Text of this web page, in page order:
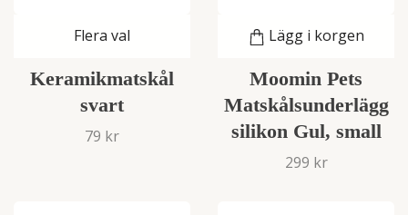
Flera val
Keramikmatskål
svart
79 kr
Lägg i korgen
Moomin Pets
Matskålsunderlägg
silikon Gul, small
299 kr